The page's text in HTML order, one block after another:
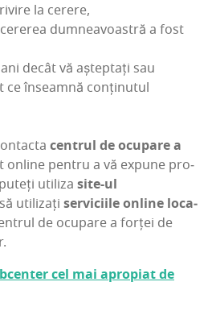
la cerere,
dum­ne­a­voas­tră a fost
decât vă aștep­tați sau
ce înseam­nă con­ți­nu­tul
cen­trul de ocu­pa­re a
onli­ne pen­tru a vă expu­ne pro­
uti­li­za site-ul
uti­li­zați ser­vi­ci­i­le onli­ne loca­
de ocu­pa­re a for­ței de
cel mai apro­pi­at de